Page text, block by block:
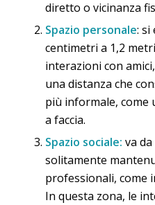
diretto o vicinanza
Spazio personale: si
centimetri a 1,2
interazioni con
una distanza che
più informale, come
a faccia.
Spazio sociale: va
solitamente
professionali, come
In questa zona, le